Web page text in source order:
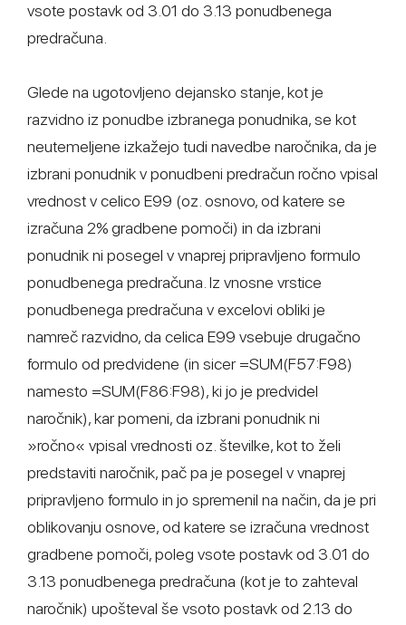
vsote postavk od 3.01 do 3.13 ponudbenega
predračuna.
Glede na ugotovljeno dejansko stanje, kot je
razvidno iz ponudbe izbranega ponudnika, se kot
neutemeljene izkažejo tudi navedbe naročnika, da je
izbrani ponudnik v ponudbeni predračun ročno vpisal
vrednost v celico E99 (oz. osnovo, od katere se
izračuna 2% gradbene pomoči) in da izbrani
ponudnik ni posegel v vnaprej pripravljeno formulo
ponudbenega predračuna. Iz vnosne vrstice
ponudbenega predračuna v excelovi obliki je
namreč razvidno, da celica E99 vsebuje drugačno
formulo od predvidene (in sicer =SUM(F57:F98)
namesto =SUM(F86:F98), ki jo je predvidel
naročnik), kar pomeni, da izbrani ponudnik ni
»ročno« vpisal vrednosti oz. številke, kot to želi
predstaviti naročnik, pač pa je posegel v vnaprej
pripravljeno formulo in jo spremenil na način, da je pri
oblikovanju osnove, od katere se izračuna vrednost
gradbene pomoči, poleg vsote postavk od 3.01 do
3.13 ponudbenega predračuna (kot je to zahteval
naročnik) upošteval še vsoto postavk od 2.13 do